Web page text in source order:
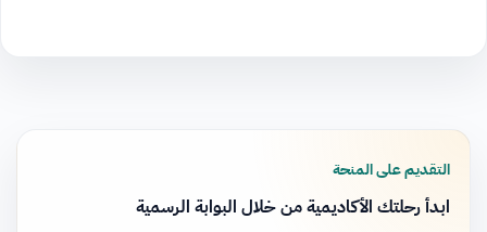
التقديم على المنحة
ابدأ رحلتك الأكاديمية من خلال البوابة الرسمية